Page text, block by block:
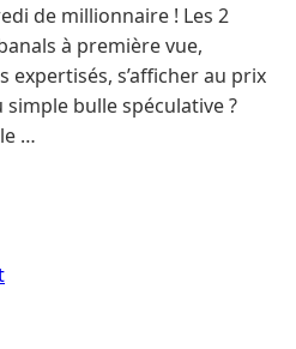
de millionnaire ! Les 2
à première vue,
s’afficher au prix
bulle spéculative ?
…